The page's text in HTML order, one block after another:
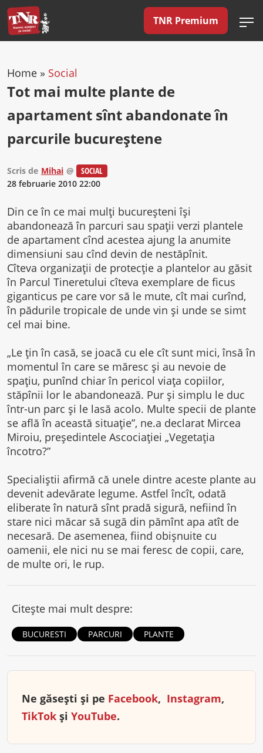
TNR Premium
Home » Social
Tot mai multe plante de
apartament sînt abandonate în
parcurile bucureştene
Scris de Mihai @
SOCIAL
28 februarie 2010 22:00
Din ce în ce mai mulţi bucureşteni îşi
abandonează în parcuri sau spaţii verzi plantele
de apartament cînd acestea ajung la anumite
dimensiuni sau cînd devin de nestăpînit.
Cîteva organizaţii de protecţie a plantelor au găsit
în Parcul Tineretului cîteva exemplare de ficus
giganticus pe care vor să le mute, cît mai curînd,
în pădurile tropicale de unde vin şi unde se simt
cel mai bine.
„Le ţin în casă, se joacă cu ele cît sunt mici, însă în
momentul în care se măresc şi au nevoie de
spaţiu, punînd chiar în pericol viaţa copiilor,
stăpînii lor le abandonează. Pur şi simplu le duc
într-un parc şi le lasă acolo. Multe specii de plante
se află în această situaţie”, ne.a declarat Mircea
Miroiu, preşedintele Ascociaţiei „Vegetaţia
încotro?”
Specialiştii afirmă că unele dintre aceste plante au
devenit adevărate legume. Astfel încît, odată
eliberate în natură sînt pradă sigură, nefiind în
stare nici măcar să sugă din pămînt apa atît de
necesară. De asemenea, fiind obişnuite cu
oamenii, ele nici nu se mai feresc de copii, care,
de multe ori, le rup.
Citește mai mult despre:
BUCURESTI PARCURI PLANTE
Ne găsești și pe Facebook, Instagram,
TikTok și YouTube.